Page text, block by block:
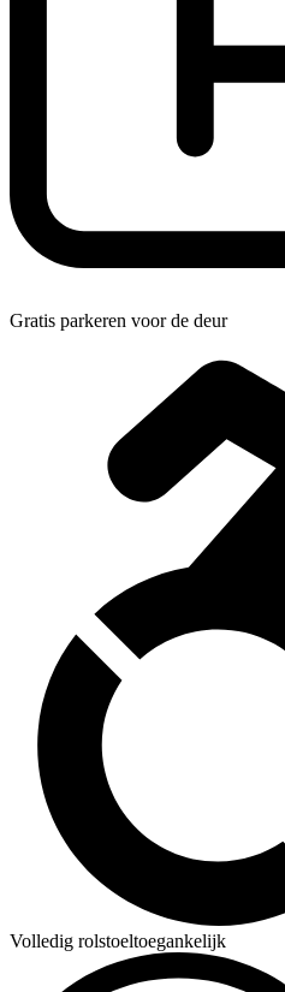
Gratis parkeren voor de deur
Volledig rolstoeltoegankelijk